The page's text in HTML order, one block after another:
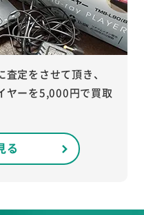
定をさせて頂き、
ヤーを5,000円で買取
る